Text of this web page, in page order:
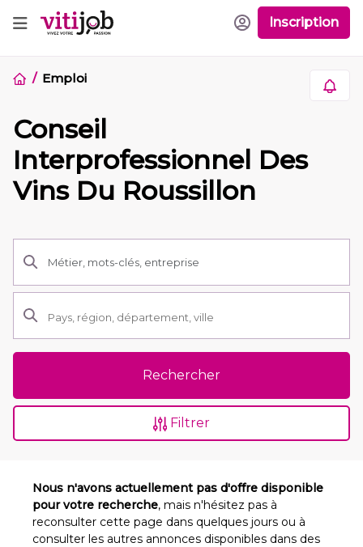
Inscription
Emploi
Conseil
Interprofessionnel Des
Vins Du Roussillon
Rechercher
Filtrer
Nous n'avons actuellement pas d'offre disponible
pour votre recherche, mais n'hésitez pas à
reconsulter cette page dans quelques jours ou à
consulter les autres annonces disponibles dans des